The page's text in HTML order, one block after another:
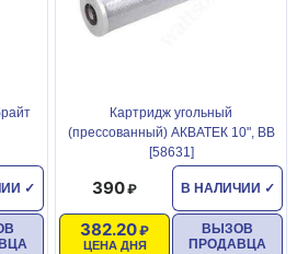
✓
Картридж угольный
(прессованный) АКВАТЕК 10", ВВ
[58631]
В НАЛИЧИИ ✓
390
ЦЕНА ДНЯ
382.20
ВЫЗОВ
ПРОДАВЦА